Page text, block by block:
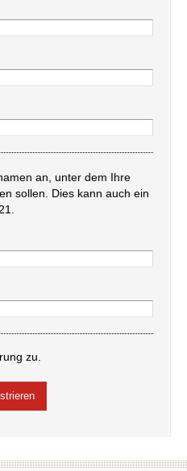
an, unter dem Ihre
sollen. Dies kann auch ein
zu.